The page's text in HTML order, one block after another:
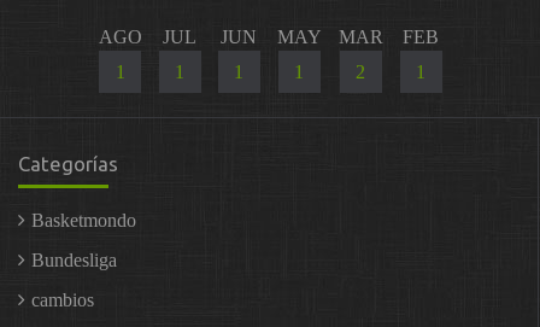
AGO
1
JUL
1
JUN
1
MAY
1
MAR
2
FEB
1
Categorías
Basketmondo
Bundesliga
cambios